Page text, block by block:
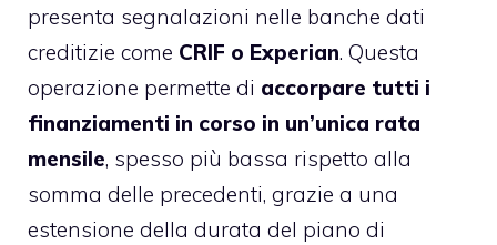
presenta segnalazioni nelle banche dati
creditizie come CRIF o Experian. Questa
operazione permette di accorpare tutti i
finanziamenti in corso in un’unica rata
mensile, spesso più bassa rispetto alla
somma delle precedenti, grazie a una
estensione della durata del piano di